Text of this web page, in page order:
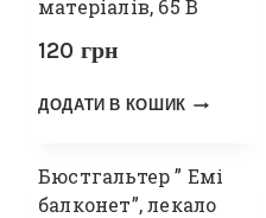
матеріалів, 65 В
120 грн
ДОДАТИ В КОШИК
Бюстгальтер ” Емі
балконет”, лекало